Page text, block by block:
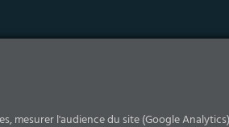
mesurer l'audience du site (Google